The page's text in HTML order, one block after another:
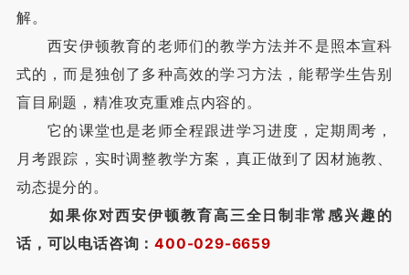
解。
西安伊顿教育的老师们的教学方法并不是照本宣科
式的，而是独创了多种高效的学习方法，能帮学生告别
盲目刷题，精准攻克重难点内容的。
它的课堂也是老师全程跟进学习进度，定期周考，
月考跟踪，实时调整教学方案，真正做到了因材施教、
动态提分的。
如果你对西安伊顿教育高三全日制非常感兴趣的
话，可以电话咨询：400-029-6659